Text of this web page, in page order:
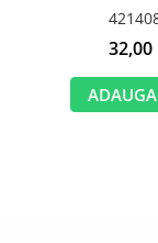
32,00